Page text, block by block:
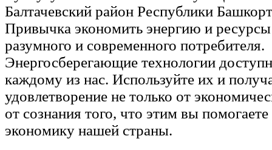
Балтачевский район Республики
Привычка экономить энергию и ресурсы
разумного и современного потребителя.
Энергосберегающие технологии
каждому из нас. Используйте их и
удовлетворение не только от
от сознания того, что этим вы
экономику нашей страны.